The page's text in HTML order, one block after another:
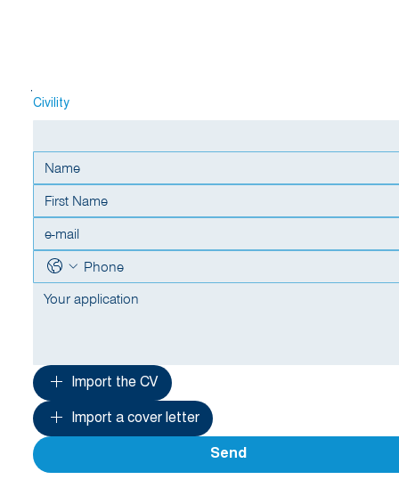
To apply
Civility
Import the CV
Import a cover letter
Send